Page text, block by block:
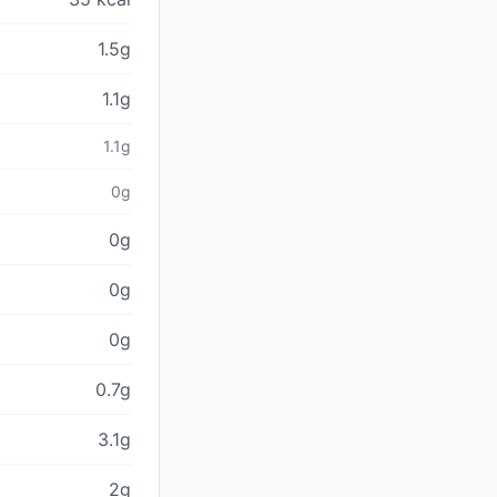
1.5g
1.1g
1.1g
0g
0g
0g
0g
0.7g
3.1g
2g